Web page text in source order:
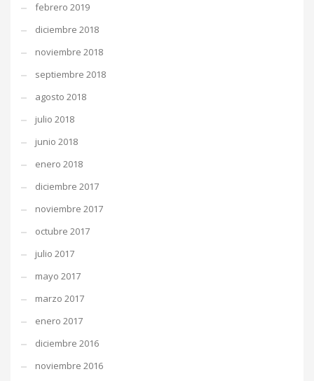
febrero 2019
diciembre 2018
noviembre 2018
septiembre 2018
agosto 2018
julio 2018
junio 2018
enero 2018
diciembre 2017
noviembre 2017
octubre 2017
julio 2017
mayo 2017
marzo 2017
enero 2017
diciembre 2016
noviembre 2016